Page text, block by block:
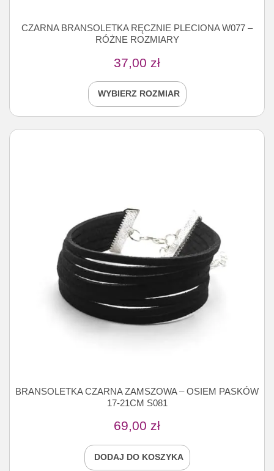
CZARNA BRANSOLETKA RĘCZNIE PLECIONA W077 –
RÓŻNE ROZMIARY
37,00 zł
WYBIERZ ROZMIAR
BRANSOLETKA CZARNA ZAMSZOWA – OSIEM PASKÓW
17-21CM S081
69,00 zł
DODAJ DO KOSZYKA